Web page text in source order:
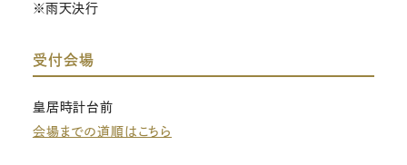
※雨天決行
受付会場
皇居時計台前
会場までの道順はこちら